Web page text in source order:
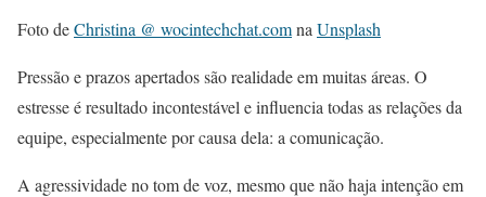
Foto deChristina @ wocintechchat.comna Unsplash
Pressão e prazos apertados são realidade em muitas áreas. O
estresse é resultado incontestável e influencia todas as relações da
equipe, especialmente por causa dela: a comunicação.
A agressividade no tom de voz, mesmo que não haja intenção em